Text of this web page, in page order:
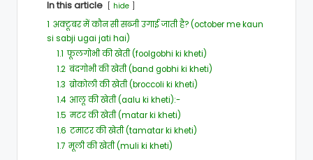
In this article hide
1 अक्टूबर में कौन सी सब्जी उगाई जाती है? (october me kaun
si sabji ugai jati hai)
1.1 फूलगोभी की खेती (foolgobhi ki kheti)
1.2 बंदगोभी की खेती (band gobhi ki kheti)
1.3 ब्रोकोली की खेती (broccoli ki kheti)
1.4 आलू की खेती (aalu ki kheti):-
1.5 मटर की खेती (matar ki kheti)
1.6 टमाटर की खेती (tamatar ki kheti)
1.7 मूली की खेती (muli ki kheti)